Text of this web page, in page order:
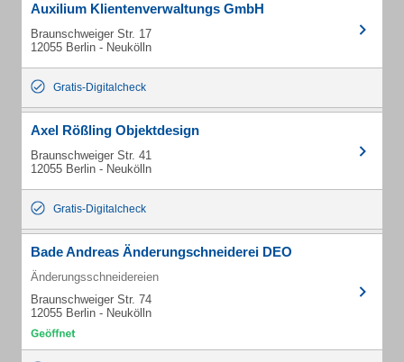
Auxilium Klientenverwaltungs GmbH
Braunschweiger Str. 17
12055 Berlin - Neukölln
Gratis-Digitalcheck
Axel Rößling Objektdesign
Braunschweiger Str. 41
12055 Berlin - Neukölln
Gratis-Digitalcheck
Bade Andreas Änderungschneiderei DEO
Änderungsschneidereien
Braunschweiger Str. 74
12055 Berlin - Neukölln